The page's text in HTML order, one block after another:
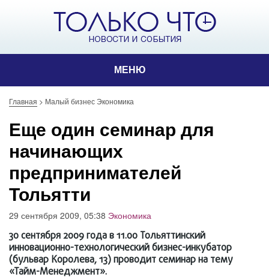
МЕНЮ
Главная > Малый бизнес Экономика
Еще один семинар для
начинающих
предпринимателей
Тольятти
29 сентября 2009, 05:38 Экономика
30 сентября 2009 года в 11.00 Тольяттинский
инновационно-технологический бизнес-инкубатор
(бульвар Королева, 13) проводит семинар на тему
«Тайм-Менеджмент».